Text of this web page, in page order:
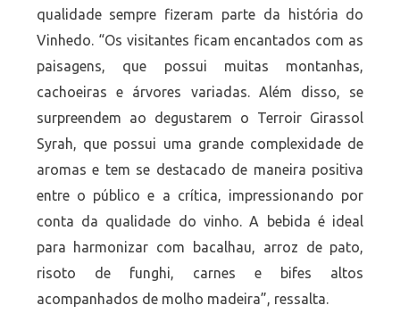
qualidade sempre fizeram parte da história do
Vinhedo. “Os visitantes ficam encantados com as
paisagens, que possui muitas montanhas,
cachoeiras e árvores variadas. Além disso, se
surpreendem ao degustarem o Terroir Girassol
Syrah, que possui uma grande complexidade de
aromas e tem se destacado de maneira positiva
entre o público e a crítica, impressionando por
conta da qualidade do vinho. A bebida é ideal
para harmonizar com bacalhau, arroz de pato,
risoto de funghi, carnes e bifes altos
acompanhados de molho madeira”, ressalta.